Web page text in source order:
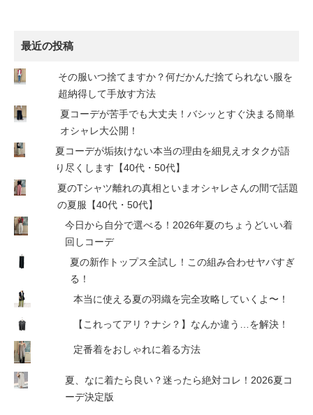
最近の投稿
その服いつ捨てますか？何だかんだ捨てられない服を
超納得して手放す方法
夏コーデが苦手でも大丈夫！バシッとすぐ決まる簡単
オシャレ大公開！
夏コーデが垢抜けない本当の理由を細見えオタクが語
り尽くします【40代・50代】
夏のTシャツ離れの真相といまオシャレさんの間で話題
の夏服【40代・50代】
今日から自分で選べる！2026年夏のちょうどいい着
回しコーデ
夏の新作トップス全試し！この組み合わせヤバすぎ
る！
本当に使える夏の羽織を完全攻略していくよ〜！
【これってアリ？ナシ？】なんか違う…を解決！
定番着をおしゃれに着る方法
夏、なに着たら良い？迷ったら絶対コレ！2026夏コ
ーデ決定版